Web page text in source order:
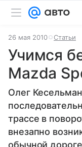
26 мая 2010 Статьи
Учимся
Mazda
Олег
трассе в
внезапно
обычной